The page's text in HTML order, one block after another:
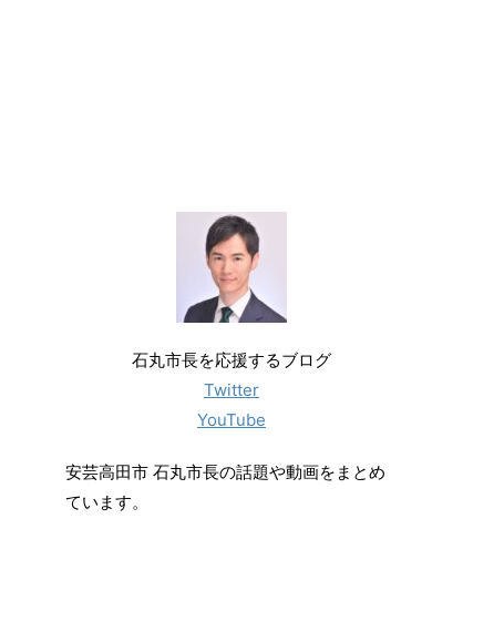
石丸市長を応援するブログ
Twitter
YouTube
安芸高田市 石丸市長の話題や動画をまとめ
ています。